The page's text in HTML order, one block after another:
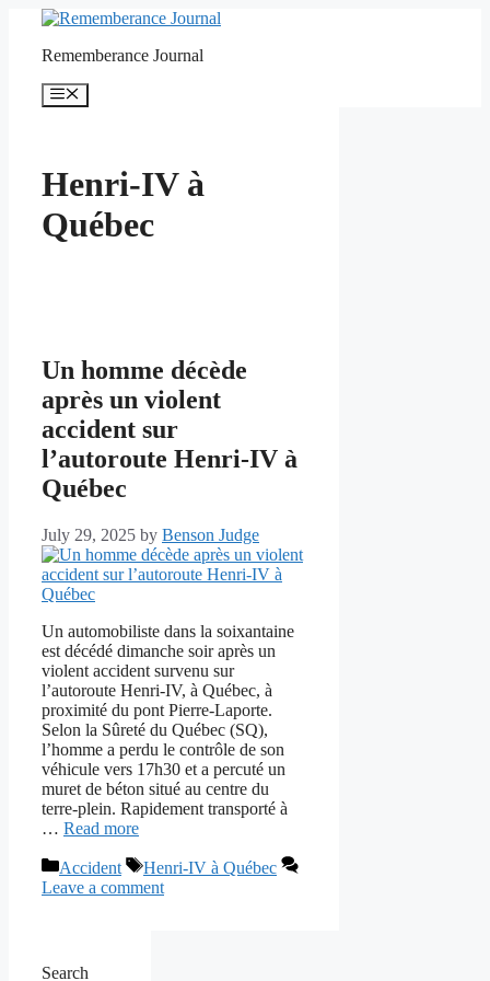
contentRememberance Journal
Menu
Henri-IV à
Québec
Un homme décède
après un violent
accident sur
l’autoroute Henri-IV à
Québec
July 29, 2025 by Benson Judge
Un automobiliste dans la soixantaine
est décédé dimanche soir après un
violent accident survenu sur
l’autoroute Henri-IV, à Québec, à
proximité du pont Pierre-Laporte.
Selon la Sûreté du Québec (SQ),
l’homme a perdu le contrôle de son
véhicule vers 17h30 et a percuté un
muret de béton situé au centre du
terre-plein. Rapidement transporté à
… Read more
Categories
Accident Tags
Henri-IV à Québec
Leave a comment
Search